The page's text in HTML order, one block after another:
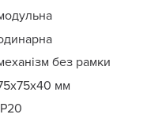
без рамки
мм